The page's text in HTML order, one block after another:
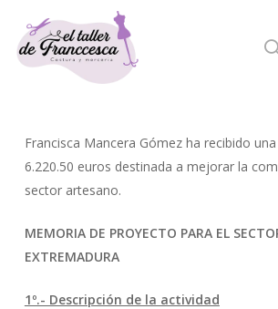
main
Francisca Mancera Gómez ha recibido
6.220.50 euros destinada a mejorar la
sector artesano.
MEMORIA DE PROYECTO PARA EL
EXTREMADURA
1º.- Descripción de la actividad